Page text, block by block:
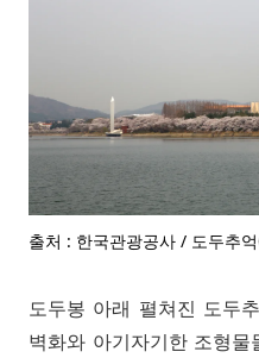
출처 : 한국관광공사 / 도두추
도두봉 아래 펼쳐진 도두
벽화와 아기자기한 조형